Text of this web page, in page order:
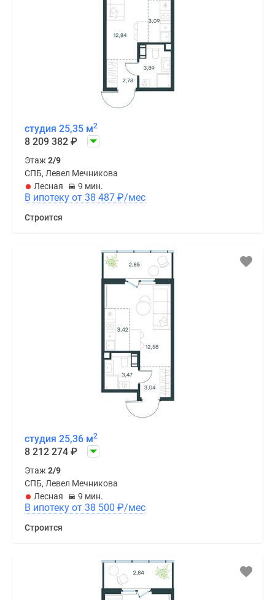
студия 25,35 м2
8 209 382 ₽
Этаж 2/9
СПБ, Левел Мечникова
Лесная
9 мин.
В ипотеку от 38 487 ₽/мес
Строится
студия 25,36 м2
8 212 274 ₽
Этаж 2/9
СПБ, Левел Мечникова
Лесная
9 мин.
В ипотеку от 38 500 ₽/мес
Строится